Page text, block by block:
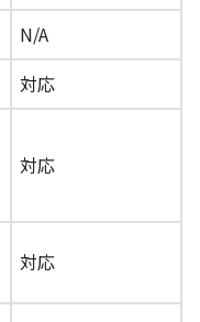
N/A
対応
対応
対応